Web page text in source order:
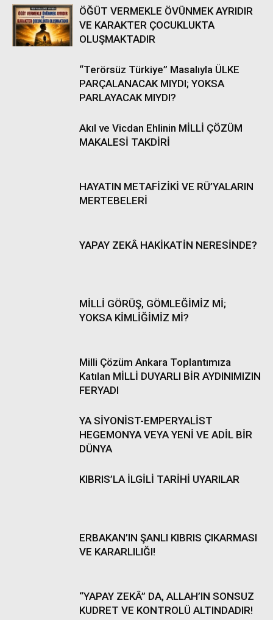
ÖĞÜT VERMEKLE ÖVÜNMEK AYRIDIR
VE KARAKTER ÇOCUKLUKTA
OLUŞMAKTADIR
“Terörsüz Türkiye” Masalıyla ÜLKE
PARÇALANACAK MIYDI; YOKSA
PARLAYACAK MIYDI?
Akıl ve Vicdan Ehlinin MİLLİ ÇÖZÜM
MAKALESİ TAKDİRİ
HAYATIN METAFİZİKİ VE RÜ’YALARIN
MERTEBELERİ
YAPAY ZEKÂ HAKİKATİN NERESİNDE?
MİLLİ GÖRÜŞ, GÖMLEĞİMİZ Mİ;
YOKSA KİMLİĞİMİZ Mİ?
Milli Çözüm Ankara Toplantımıza
Katılan MİLLİ DUYARLI BİR AYDINIMIZIN
FERYADI
YA SİYONİST-EMPERYALİST
HEGEMONYA VEYA YENİ VE ADİL BİR
DÜNYA
KIBRIS’LA İLGİLİ TARİHİ UYARILAR
ERBAKAN’IN ŞANLI KIBRIS ÇIKARMASI
VE KARARLILIĞI!
“YAPAY ZEKÂ” DA, ALLAH’IN SONSUZ
KUDRET VE KONTROLÜ ALTINDADIR!